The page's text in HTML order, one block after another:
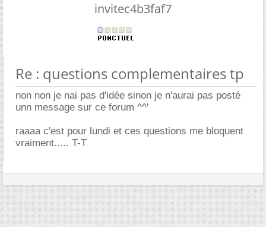
invitec4b3faf7
Re : questions complementaires tp
non non je nai pas d'idée sinon je n'aurai pas posté
unn message sur ce forum ^^'
raaaa c'est pour lundi et ces questions me bloquent
vraiment..... T-T